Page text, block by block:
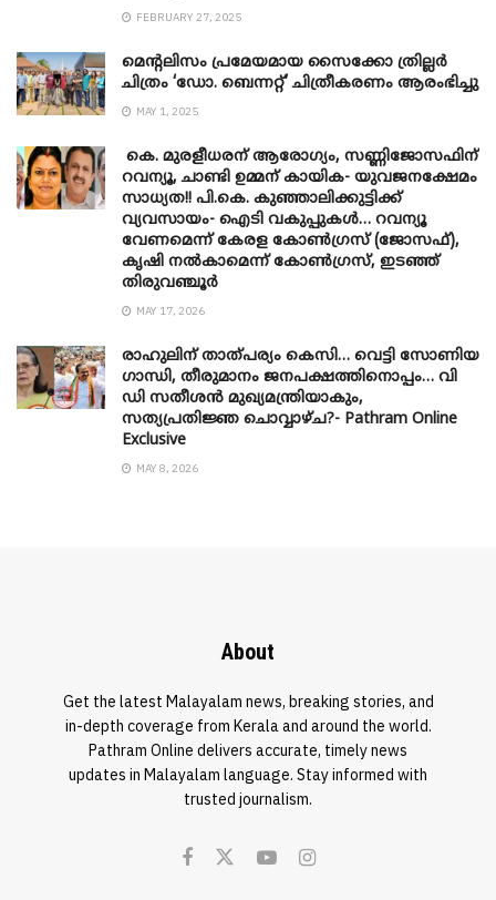
FEBRUARY 27, 2025
മെന്‍റലിസം പ്രമേയമായ സൈക്കോ ത്രില്ലർ
ചിത്രം ‘ഡോ. ബെന്നറ്റ്’ ചിത്രീകരണം ആരംഭിച്ചു
MAY 1, 2025
കെ. മുരളീധരന് ആരോഗ്യം, സണ്ണിജോസഫിന്
റവന്യൂ, ചാണ്ടി ഉമ്മന് കായിക- യുവജനക്ഷേമം
സാധ്യത!! പി.കെ. കുഞ്ഞാലിക്കുട്ടിക്ക്
വ്യവസായം- ഐടി വകുപ്പുകൾ… റവന്യൂ
വേണമെന്ന് കേരള കോൺഗ്രസ് (ജോസഫ്),
കൃഷി നൽകാമെന്ന് കോൺഗ്രസ്, ഇടഞ്ഞ്
തിരുവഞ്ചൂർ
MAY 17, 2026
രാഹുലിന് താത്പര്യം കെസി… വെട്ടി സോണിയ
​ഗാന്ധി, തീരുമാനം ജനപക്ഷത്തിനൊപ്പം… വി
ഡി സതീശൻ മുഖ്യമന്ത്രിയാകും,
സത്യപ്രതിജ്ഞ ചൊവ്വാഴ്ച?- Pathram Online
Exclusive
MAY 8, 2026
About
Get the latest Malayalam news, breaking stories, and
in-depth coverage from Kerala and around the world.
Pathram Online delivers accurate, timely news
updates in Malayalam language. Stay informed with
trusted journalism.